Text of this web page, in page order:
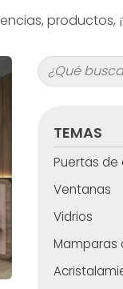
productos,
TEMAS
Puertas de
Ventanas
Vidrios
Mamparas